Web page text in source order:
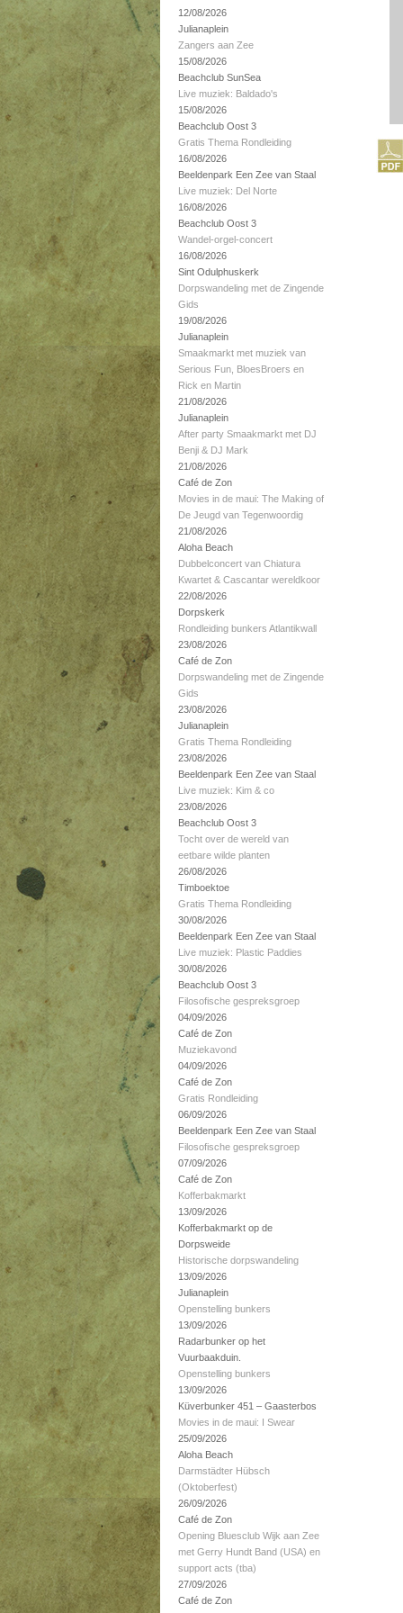
12/08/2026
Julianaplein
Zangers aan Zee
15/08/2026
Beachclub SunSea
Live muziek: Baldado's
15/08/2026
Beachclub Oost 3
Gratis Thema Rondleiding
16/08/2026
Beeldenpark Een Zee van Staal
Live muziek: Del Norte
16/08/2026
Beachclub Oost 3
Wandel-orgel-concert
16/08/2026
Sint Odulphuskerk
Dorpswandeling met de Zingende
Gids
19/08/2026
Julianaplein
Smaakmarkt met muziek van
Serious Fun, BloesBroers en
Rick en Martin
21/08/2026
Julianaplein
After party Smaakmarkt met DJ
Benji & DJ Mark
21/08/2026
Café de Zon
Movies in de maui: The Making of
De Jeugd van Tegenwoordig
21/08/2026
Aloha Beach
Dubbelconcert van Chiatura
Kwartet & Cascantar wereldkoor
22/08/2026
Dorpskerk
Rondleiding bunkers Atlantikwall
23/08/2026
Café de Zon
Dorpswandeling met de Zingende
Gids
23/08/2026
Julianaplein
Gratis Thema Rondleiding
23/08/2026
Beeldenpark Een Zee van Staal
Live muziek: Kim & co
23/08/2026
Beachclub Oost 3
Tocht over de wereld van
eetbare wilde planten
26/08/2026
Timboektoe
Gratis Thema Rondleiding
30/08/2026
Beeldenpark Een Zee van Staal
Live muziek: Plastic Paddies
30/08/2026
Beachclub Oost 3
Filosofische gespreksgroep
04/09/2026
Café de Zon
Muziekavond
04/09/2026
Café de Zon
Gratis Rondleiding
06/09/2026
Beeldenpark Een Zee van Staal
Filosofische gespreksgroep
07/09/2026
Café de Zon
Kofferbakmarkt
13/09/2026
Kofferbakmarkt op de
Dorpsweide
Historische dorpswandeling
13/09/2026
Julianaplein
Openstelling bunkers
13/09/2026
Radarbunker op het
Vuurbaakduin.
Openstelling bunkers
13/09/2026
Küverbunker 451 – Gaasterbos
Movies in de maui: I Swear
25/09/2026
Aloha Beach
Darmstädter Hübsch
(Oktoberfest)
26/09/2026
Café de Zon
Opening Bluesclub Wijk aan Zee
met Gerry Hundt Band (USA) en
support acts (tba)
27/09/2026
Café de Zon